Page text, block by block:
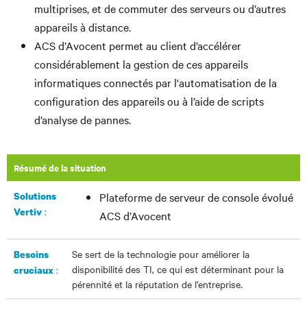
multiprises, et de commuter des serveurs ou d’autres
appareils à distance.
ACS d’Avocent permet au client d’accélérer
considérablement la gestion de ces appareils
informatiques connectés par l'automatisation de la
configuration des appareils ou à l’aide de scripts
d’analyse de pannes.
Résumé de la situation
Solutions
Vertiv :
Plateforme de serveur de console évolué
ACS d’Avocent
Besoins
cruciaux :
Se sert de la technologie pour améliorer la
disponibilité des TI, ce qui est déterminant pour la
pérennité et la réputation de l’entreprise.